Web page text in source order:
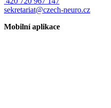
sekretariat@czech-neuro.cz
Mobilní aplikace